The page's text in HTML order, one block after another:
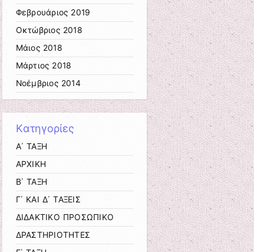
Φεβρουάριος 2019
Οκτώβριος 2018
Μάιος 2018
Μάρτιος 2018
Νοέμβριος 2014
Kατηγορίες
Α΄ ΤΑΞΗ
ΑΡΧΙΚΗ
Β΄ ΤΑΞΗ
Γ΄ ΚΑΙ Δ΄ ΤΑΞΕΙΣ
ΔΙΔΑΚΤΙΚΟ ΠΡΟΣΩΠΙΚΟ
ΔΡΑΣΤΗΡΙΟΤΗΤΕΣ